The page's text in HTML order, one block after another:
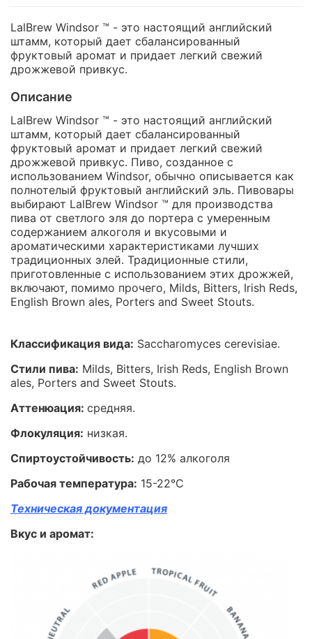
LalBrew Windsor ™ - это настоящий английский
штамм, который дает сбалансированный
фруктовый аромат и придает легкий свежий
дрожжевой привкус.
Описание
LalBrew Windsor ™ - это настоящий английский
штамм, который дает сбалансированный
фруктовый аромат и придает легкий свежий
дрожжевой привкус. Пиво, созданное с
использованием Windsor, обычно описывается как
полнотелый фруктовый английский эль. Пивовары
выбирают LalBrew Windsor ™ для производства
пива от светлого эля до портера с умеренным
содержанием алкоголя и вкусовыми и
ароматическими характеристиками лучших
традиционных элей. Традиционные стили,
приготовленные с использованием этих дрожжей,
включают, помимо прочего, Milds, Bitters, Irish Reds,
English Brown ales, Porters and Sweet Stouts.
Классификация вида: Saccharomyces cerevisiae.
Стили пива: Milds, Bitters, Irish Reds, English Brown
ales, Porters and Sweet Stouts.
Аттенюация: средняя.
Флокуляция: низкая.
Спиртоустойчивость: до 12% алкоголя
Рабочая температура: 15-22°С
Техническая документация
Вкус и аромат: